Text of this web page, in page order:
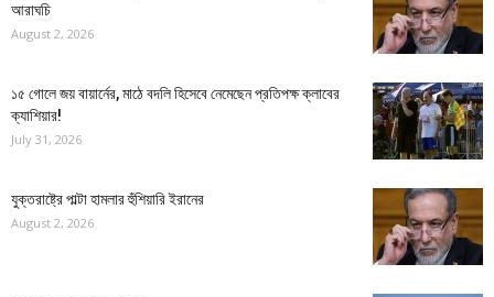
আরাঘচি
August 2, 2026
১৫ গোলে জয় বায়ার্নের, মাঠে বদলি হিসেবে নেমেছেন প্রতিপক্ষ ক্লাবের
ক্যাশিয়ার!
July 31, 2026
যুক্তরাষ্ট্রে পাল্টা হামলার হুঁশিয়ারি ইরানের
August 2, 2026